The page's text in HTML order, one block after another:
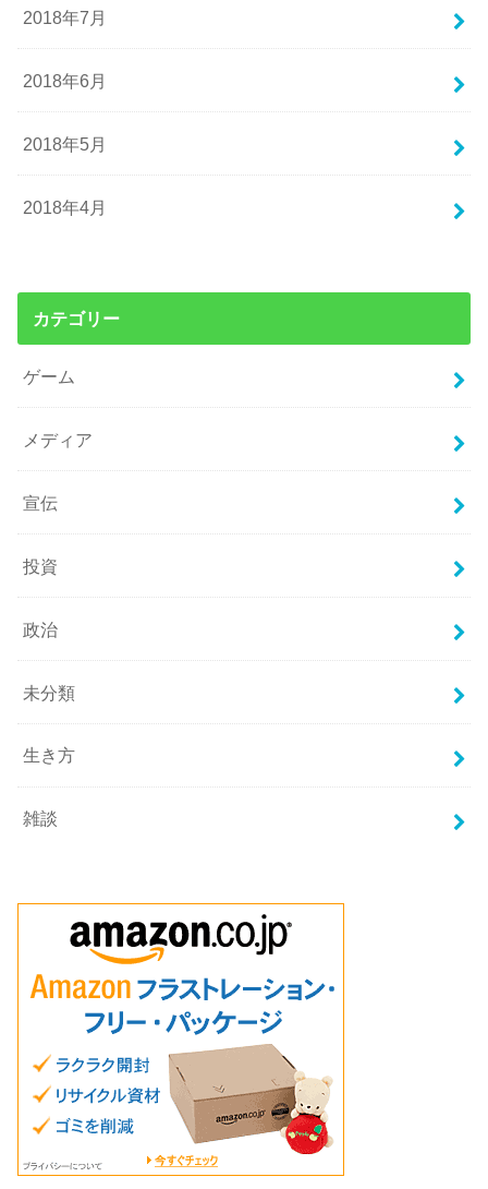
2018年7月
2018年6月
2018年5月
2018年4月
カテゴリー
ゲーム
メディア
宣伝
投資
政治
未分類
生き方
雑談